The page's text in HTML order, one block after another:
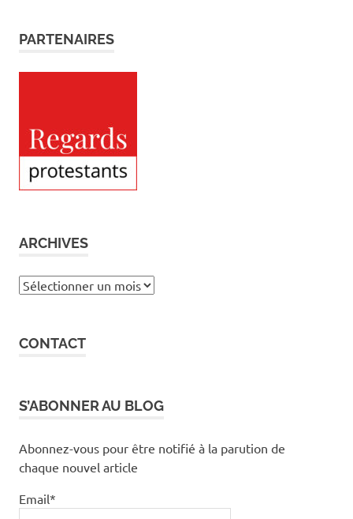
PARTENAIRES
ARCHIVES
Archives
CONTACT
S’ABONNER AU BLOG
Abonnez-vous pour être notifié à la parution de
chaque nouvel article
Email*